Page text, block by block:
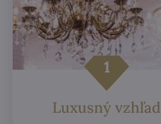
Luxusný vzhľad